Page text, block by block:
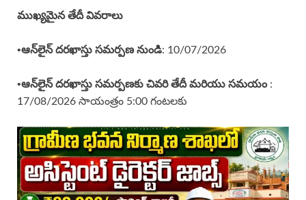
ముఖ్యమైన తేదీ వివరాలు
•ఆన్‌లైన్ దరఖాస్తు సమర్పణ నుండి: 10/07/2026
•ఆన్‌లైన్ దరఖాస్తు సమర్పణకు చివరి తేదీ మరియు సమయం:
17/08/2026 సాయంత్రం 5:00 గంటలకు